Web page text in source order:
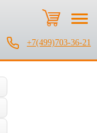
+7(499)703-36-21